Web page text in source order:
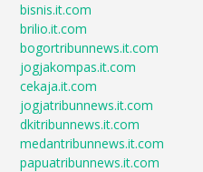
bisnis.it.com
brilio.it.com
bogortribunnews.it.com
jogjakompas.it.com
cekaja.it.com
jogjatribunnews.it.com
dkitribunnews.it.com
medantribunnews.it.com
papuatribunnews.it.com